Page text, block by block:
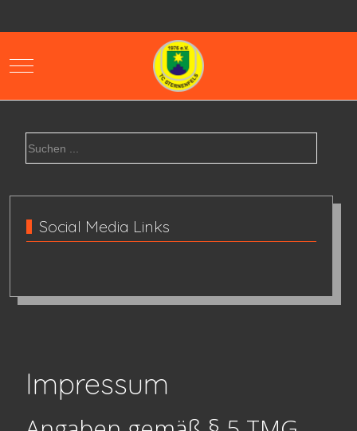
Mobile Menu Toggle
Social Media Links
Impressum